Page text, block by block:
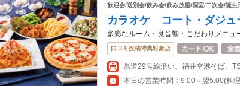
歓迎会/送別会/飲み会/飲み放題/個室/二次会/誕生
カラオケ コート・ダジ
多彩なルーム・良音響・こだわりメニュ
口コミ投稿特典対象店
県道29号線沿い、福井空港そば、
本日の営業時間：9:00～翌5:00(料